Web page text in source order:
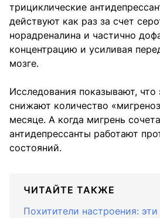
трициклические
действуют как раз за счет
норадреналина и частично
концентрацию и усиливая
мозге.
Исследования показывают, что
снижают количество
месяце. А когда мигрень
антидепрессанты работают
состояний.
ЧИТАЙТЕ ТАКЖЕ
Похитители настроения: